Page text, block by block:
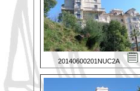
20140600201NUC2A